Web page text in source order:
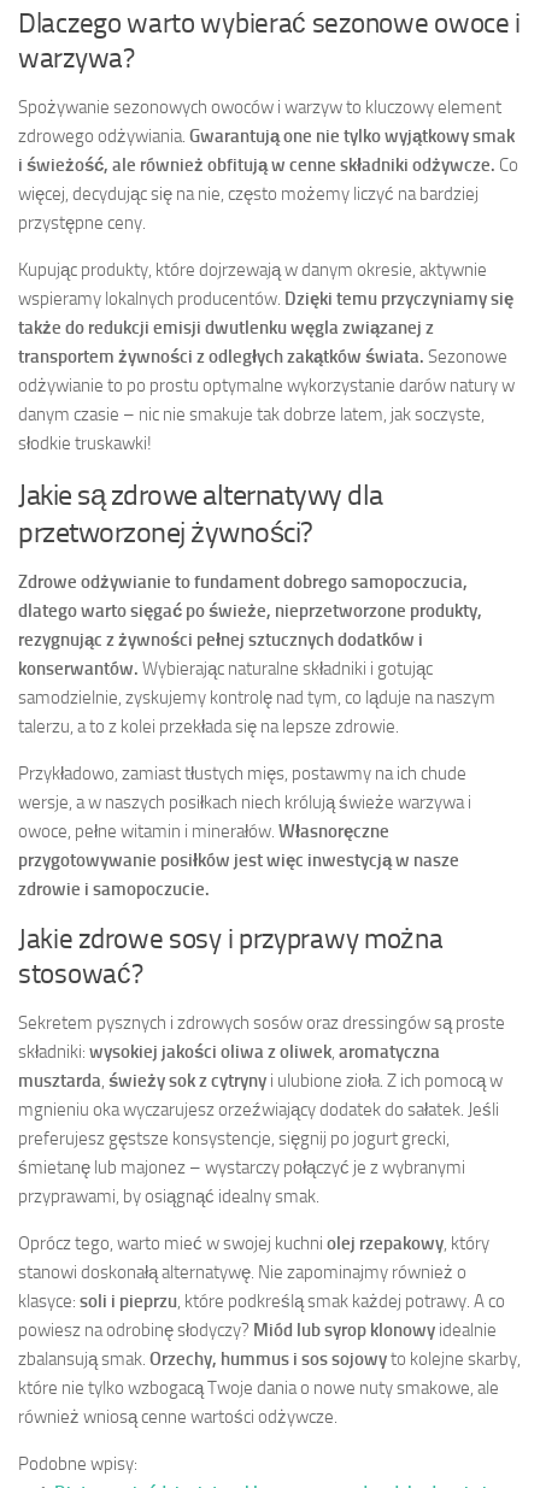
Dlaczego warto wybierać sezonowe owoce i
warzywa?
Spożywanie sezonowych owoców i warzyw to kluczowy element
zdrowego odżywiania. Gwarantują one nie tylko wyjątkowy smak
i świeżość, ale również obfitują w cenne składniki odżywcze. Co
więcej, decydując się na nie, często możemy liczyć na bardziej
przystępne ceny.
Kupując produkty, które dojrzewają w danym okresie, aktywnie
wspieramy lokalnych producentów. Dzięki temu przyczyniamy się
także do redukcji emisji dwutlenku węgla związanej z
transportem żywności z odległych zakątków świata. Sezonowe
odżywianie to po prostu optymalne wykorzystanie darów natury w
danym czasie – nic nie smakuje tak dobrze latem, jak soczyste,
słodkie truskawki!
Jakie są zdrowe alternatywy dla
przetworzonej żywności?
Zdrowe odżywianie to fundament dobrego samopoczucia,
dlatego warto sięgać po świeże, nieprzetworzone produkty,
rezygnując z żywności pełnej sztucznych dodatków i
konserwantów. Wybierając naturalne składniki i gotując
samodzielnie, zyskujemy kontrolę nad tym, co ląduje na naszym
talerzu, a to z kolei przekłada się na lepsze zdrowie.
Przykładowo, zamiast tłustych mięs, postawmy na ich chude
wersje, a w naszych posiłkach niech królują świeże warzywa i
owoce, pełne witamin i minerałów. Własnoręczne
przygotowywanie posiłków jest więc inwestycją w nasze
zdrowie i samopoczucie.
Jakie zdrowe sosy i przyprawy można
stosować?
Sekretem pysznych i zdrowych sosów oraz dressingów są proste
składniki: wysokiej jakości oliwa z oliwek, aromatyczna
musztarda, świeży sok z cytryny i ulubione zioła. Z ich pomocą w
mgnieniu oka wyczarujesz orzeźwiający dodatek do sałatek. Jeśli
preferujesz gęstsze konsystencje, sięgnij po jogurt grecki,
śmietanę lub majonez – wystarczy połączyć je z wybranymi
przyprawami, by osiągnąć idealny smak.
Oprócz tego, warto mieć w swojej kuchni olej rzepakowy, który
stanowi doskonałą alternatywę. Nie zapominajmy również o
klasyce: soli i pieprzu, które podkreślą smak każdej potrawy. A co
powiesz na odrobinę słodyczy? Miód lub syrop klonowy idealnie
zbalansują smak. Orzechy, hummus i sos sojowyto kolejne skarby,
które nie tylko wzbogacą Twoje dania o nowe nuty smakowe, ale
również wniosą cenne wartości odżywcze.
Podobne wpisy: